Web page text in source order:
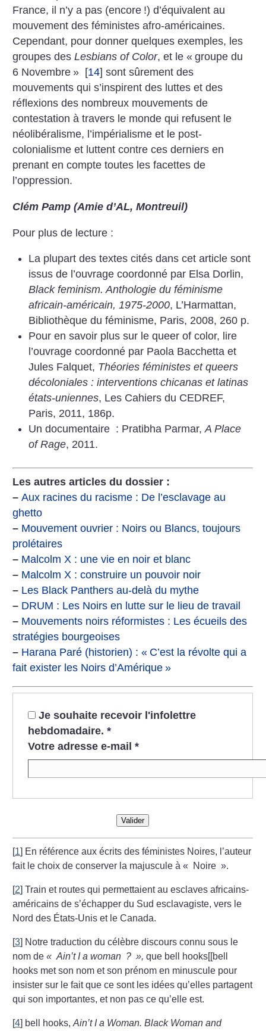
France, il n’y a pas (encore !) d’équivalent au
mouvement des féministes afro-américaines.
Cependant, pour donner quelques exemples, les
groupes desLesbians of Color, et le « groupe du
6 Novembre » [14] sont sûrement des
mouvements qui s’inspirent des luttes et des
réflexions des nombreux mouvements de
contestation à travers le monde qui refusent le
néolibéralisme, l’impérialisme et le post-
colonialisme et luttent contre ces derniers en
prenant en compte toutes les facettes de
l’oppression.
Clém Pamp (Amie d’AL, Montreuil)
Pour plus de lecture :
La plupart des textes cités dans cet article sont
issus de l’ouvrage coordonné par Elsa Dorlin,
Black feminism. Anthologie du féminisme
africain-américain, 1975-2000, L’Harmattan,
Bibliothèque du féminisme, Paris, 2008, 260 p.
Pour en savoir plus sur le queer of color, lire
l’ouvrage coordonné par Paola Bacchetta et
Jules Falquet, Théories féministes et queers
décoloniales : interventions chicanas et latinas
états-uniennes, Les Cahiers du CEDREF,
Paris, 2011, 186p.
Un documentaire : Pratibha Parmar,A Place
of Rage, 2011.
Les autres articles du dossier :
– Aux racines du racisme : De l’esclavage au
ghetto
– Mouvement ouvrier : Noirs ou Blancs, toujours
prolétaires
– Malcolm X : une vie en noir et blanc
– Malcolm X : construire un pouvoir noir
– Les Black Panthers au-delà du mythe
– DRUM : Les Noirs en lutte sur le lieu de travail
– Mouvements noirs réformistes : Les écueils des
stratégies bourgeoises
– Harana Paré (historien) : « C’est la révolte qui a
fait exister les Noirs d’Amérique »
Je souhaite recevoir l'infolettre
hebdomadaire. *
Votre adresse e-mail *
Valider
[1] En référence aux écrits des féministes Noires, l’auteur
fait le choix de conserver la majuscule à «
Noire ».
[2]Train et routes qui permettaient au esclaves africains-
américains de s’échapper du Sud esclavagiste, vers le
Nord des États-Unis et le Canada.
[3] Notre traduction du célèbre discours connu sous le
nom de« Ain’t I a woman ? », que bell hooks[[bell
hooks met son nom et son prénom en minuscule pour
insister sur le fait que ce sont les idées qu’elles partagent
qui son importantes, et non pas ce qu’elle est.
[4] bell hooks,Ain’t I a Woman. Black Woman and